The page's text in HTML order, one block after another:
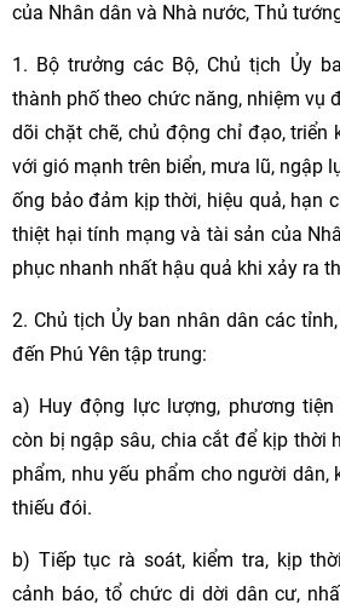
của Nhân dân và Nhà nước, Thủ
1. Bộ trưởng các Bộ, Chủ tịch Ủy
thành phố theo chức năng, nhiệm vụ
dõi chặt chẽ, chủ động chỉ đạo, triển
với gió mạnh trên biển, mưa lũ, ngập
ống bảo đảm kịp thời, hiệu quả, hạn
thiệt hại tính mạng và tài sản của
phục nhanh nhất hậu quả khi xảy ra
2. Chủ tịch Ủy ban nhân dân các
đến Phú Yên tập trung:
a) Huy động lực lượng, phương
còn bị ngập sâu, chia cắt để kịp thời
phẩm, nhu yếu phẩm cho người dân,
thiếu đói.
b) Tiếp tục rà soát, kiểm tra, kịp
cảnh báo, tổ chức di dời dân cư,